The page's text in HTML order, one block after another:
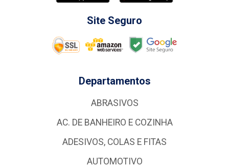
Site Seguro
Departamentos
ABRASIVOS
AC. DE BANHEIRO E COZINHA
ADESIVOS, COLAS E FITAS
AUTOMOTIVO